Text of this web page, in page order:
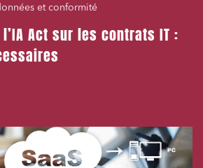
et conformité
Act sur les contrats IT :